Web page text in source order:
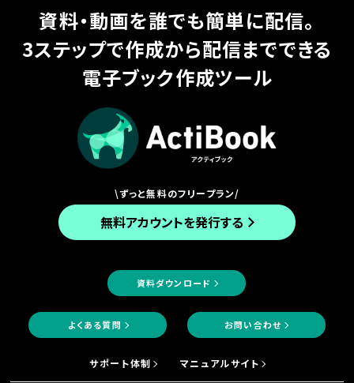
資料・動画を誰でも簡単に配信。
3ステップで作成から配信までできる
電子ブック作成ツール
\ずっと無料のフリープラン/
無料アカウントを発行する
資料ダウンロード
よくある質問 お問い合わせ
サポート体制 マニュアルサイト